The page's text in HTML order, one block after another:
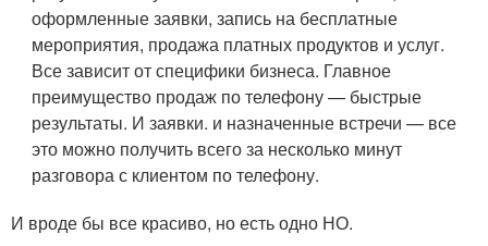
оформленные заявки, запись на бесплатные
мероприятия, продажа платных продуктов и услуг.
Все зависит от специфики бизнеса. Главное
преимущество продаж по телефону — быстрые
результаты. И заявки. и назначенные встречи — все
это можно получить всего за несколько минут
разговора с клиентом по телефону.
И вроде бы все красиво, но есть одно НО.